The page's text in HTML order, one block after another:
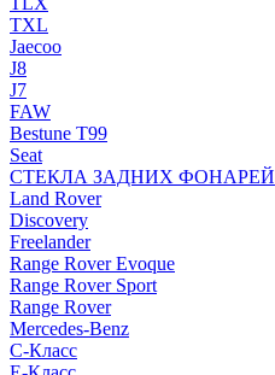
TXL
Jaecoo
J8
J7
FAW
Bestune T99
Seat
СТЕКЛА ЗАДНИХ ФОНАРЕЙ
Land Rover
Discovery
Freelander
Range Rover Evoque
Range Rover Sport
Range Rover
Mercedes-Benz
C-Класс